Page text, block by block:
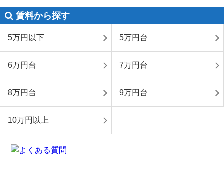
賃料から探す
5万円以下 5万円台
6万円台 7万円台
8万円台 9万円台
10万円以上